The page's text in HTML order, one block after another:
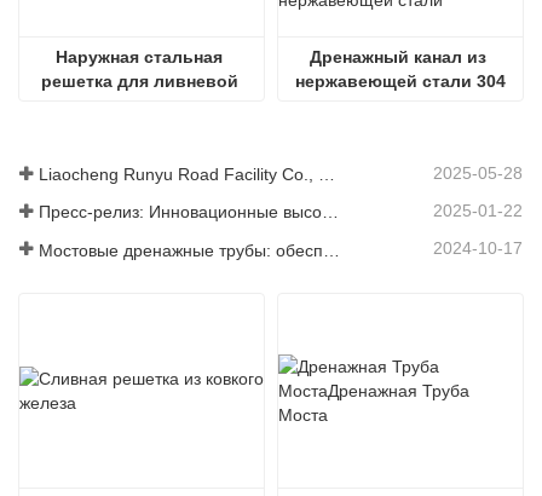
Наружная стальная
решетка для ливневой
Дренажный канал из
нержавеющей стали 304
2025-05-28
Пресс-релиз: Инновационные высокопрочные водосточные решетки – повышение безопасности и эффективности городской инфраструктуры 2025-01-22
2024-10-17